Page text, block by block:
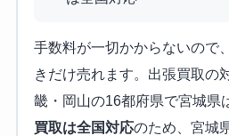
手数料が一切かからないので
きだけ売れます。出張買取の
畿・岡山の16都府県で宮城県
買取は全国対応のため、宮城